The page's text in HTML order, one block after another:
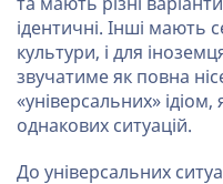
ідентичні. Інші мають
культури, і для
звучатиме як повна
«універсальних»
однакових ситуацій.
До універсальних